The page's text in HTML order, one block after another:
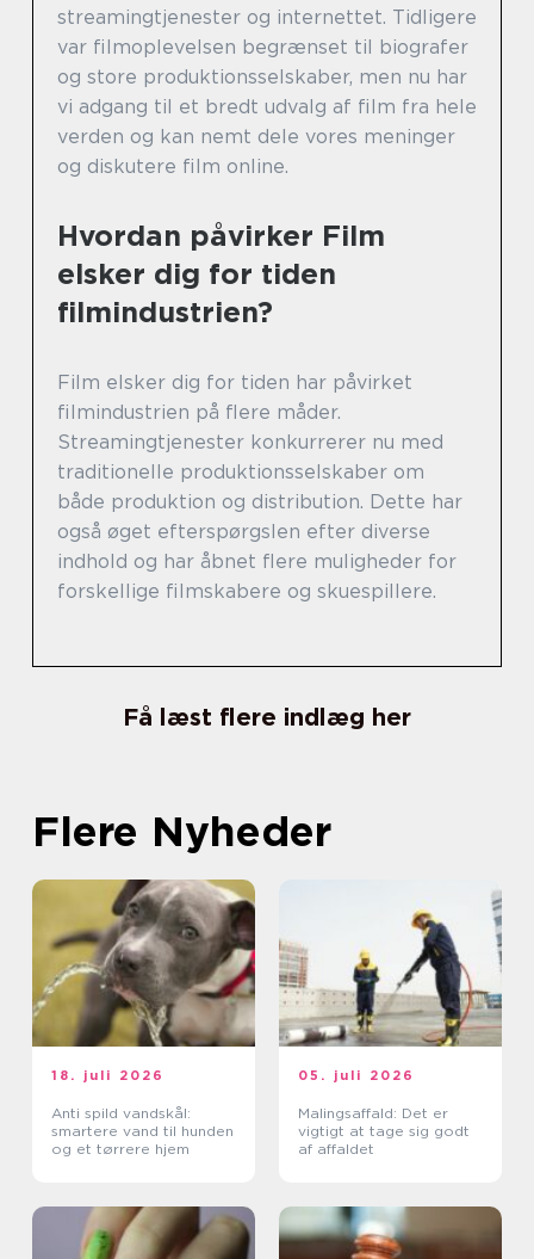
streamingtjenester og internettet. Tidligere
var filmoplevelsen begrænset til biografer
og store produktionsselskaber, men nu har
vi adgang til et bredt udvalg af film fra hele
verden og kan nemt dele vores meninger
og diskutere film online.
Hvordan påvirker Film
elsker dig for tiden
filmindustrien?
Film elsker dig for tiden har påvirket
filmindustrien på flere måder.
Streamingtjenester konkurrerer nu med
traditionelle produktionsselskaber om
både produktion og distribution. Dette har
også øget efterspørgslen efter diverse
indhold og har åbnet flere muligheder for
forskellige filmskabere og skuespillere.
Få læst flere indlæg her
Flere Nyheder
18. juli 2026
Anti spild vandskål:
smartere vand til hunden
og et tørrere hjem
05. juli 2026
Malingsaffald: Det er
vigtigt at tage sig godt
af affaldet